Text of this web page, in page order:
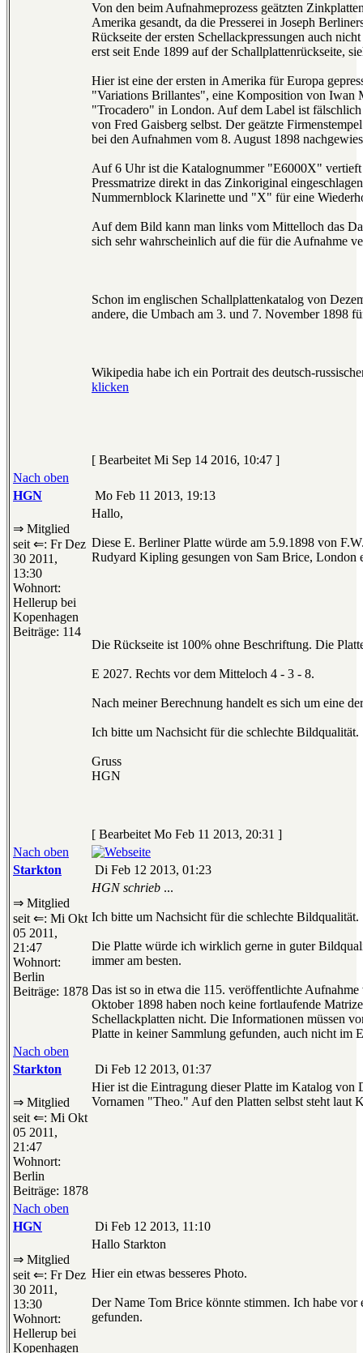
Von den beim Aufnahmeprozess geätzten
Amerika gesandt, da die Presserei in Joseph
Rückseite der ersten Schellackpressungen auch
erst seit Ende 1899 auf der Schallplattenrückseite,
Hier ist eine der ersten in Amerika für Europa
"Variations Brillantes", eine Komposition von Iwan
"Trocadero" in London. Auf dem Label ist
von Fred Gaisberg selbst. Der geätzte
bei den Aufnahmen vom 8. August 1898
Auf 6 Uhr ist die Katalognummer "E6000X" vertieft
Pressmatrize direkt in das Zinkoriginal
Nummernblock Klarinette und "X" für eine
Auf dem Bild kann man links vom Mittelloch das
sich sehr wahrscheinlich auf die für die Aufnahme
Schon im englischen Schallplattenkatalog von
andere, die Umbach am 3. und 7. November 1898
Wikipedia habe ich ein Portrait des deutsch-
klicken
[ Bearbeitet Mi Sep 14 2016, 10:47 ]
Nach oben
HGN
Mo Feb 11 2013, 19:13
⇒ Mitglied
seit ⇐: Fr Dez
30 2011,
13:30
Wohnort:
Hellerup bei
Kopenhagen
Beiträge: 114
Hallo,
Diese E. Berliner Platte würde am 5.9.1898 von
Rudyard Kipling gesungen von Sam Brice,
Die Rückseite ist 100% ohne Beschriftung. Die
E 2027. Rechts vor dem Mitteloch 4 - 3 - 8.
Nach meiner Berechnung handelt es sich um eine
Ich bitte um Nachsicht für die schlechte Bildqualität.
Gruss
HGN
[ Bearbeitet Mo Feb 11 2013, 20:31 ]
Nach oben
Starkton
Di Feb 12 2013, 01:23
⇒ Mitglied
seit ⇐: Mi Okt
05 2011,
21:47
Wohnort:
Berlin
Beiträge: 1878
HGN schrieb ...
Ich bitte um Nachsicht für die schlechte Bildqualität.
Die Platte würde ich wirklich gerne in guter
immer am besten.
Das ist so in etwa die 115. veröffentlichte
Oktober 1898 haben noch keine fortlaufende
Schellackplatten nicht. Die Informationen müssen
Platte in keiner Sammlung gefunden, auch nicht im
Nach oben
Starkton
Di Feb 12 2013, 01:37
⇒ Mitglied
seit ⇐: Mi Okt
05 2011,
21:47
Wohnort:
Berlin
Beiträge: 1878
Hier ist die Eintragung dieser Platte im Katalog von
Vornamen "Theo." Auf den Platten selbst steht
Nach oben
HGN
Di Feb 12 2013, 11:10
⇒ Mitglied
seit ⇐: Fr Dez
30 2011,
13:30
Wohnort:
Hellerup bei
Kopenhagen
Hallo Starkton
Hier ein etwas besseres Photo.
Der Name Tom Brice könnte stimmen. Ich habe
gefunden.